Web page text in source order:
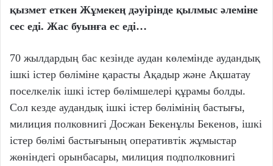
қызмет еткен Жұмекең дәуірінде қылмыс әлеміне
сес еді. Жас буынға ес еді…
70 жылдардың бас кезінде аудан көлемінде аудандық
ішкі істер бөліміне қарасты Ақадыр және Ақшатау
поселкелік ішкі істер бөлімшелері құрамы болды.
Сол кезде аудандық ішкі істер бөлімінің бастығы,
милиция полковнигі Досжан Бекенұлы Бекенов, ішкі
істер бөлімі бастығының оперативтік жұмыстар
жөніндегі орынбасары, милиция подполковнигі